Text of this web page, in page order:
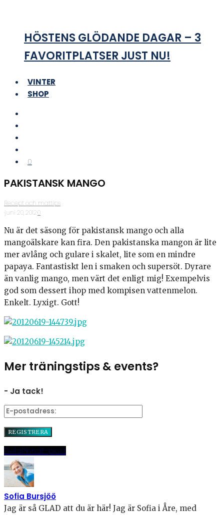
HÖSTENS GLÖDANDE DAGAR – 3
FAVORITPLATSER JUST NU!
VINTER
SHOP
0
PAKISTANSK MANGO
Recept och mattips
·juni 20, 2012·0
Nu är det säsong för pakistansk mango och alla
mangoälskare kan fira. Den pakistanska mangon är lite
mer avlång och gulare i skalet, lite som en mindre
papaya. Fantastiskt len i smaken och supersöt. Dyrare
än vanlig mango, men värt det enligt mig! Exempelvis
god som dessert ihop med kompisen vattenmelon.
Enkelt. Lyxigt. Gott!
Mer träningstips & events?
- Ja tack!
DelaPinnaE-post
Sofia Bursjöö
Jag är så GLAD att du är här! Jag är Sofia i Åre, med